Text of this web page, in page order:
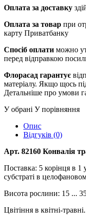
Оплата за доставку
Оплата за товар при
карту Приватбанку
Спосіб оплати можно
перед відправкою
Флорасад гарантує
матеріалу. Якщо щось
Детальніше про умови
У обрані У порівняння
Опис
Відгуків (0)
Арт. 82160 Конвалія
Поставка: 5 корінця в 1
субстраті в
Висота рослини: 15 ...
Цвітіння в квітні-травні.